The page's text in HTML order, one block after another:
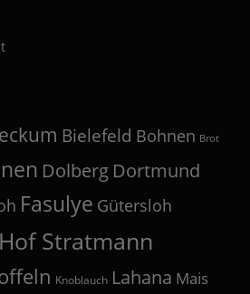
Bielefeld Bohnen Brot
Dolberg Dortmund
Fasulye Gütersloh
Hof Stratmann
Knoblauch Lahana Mais